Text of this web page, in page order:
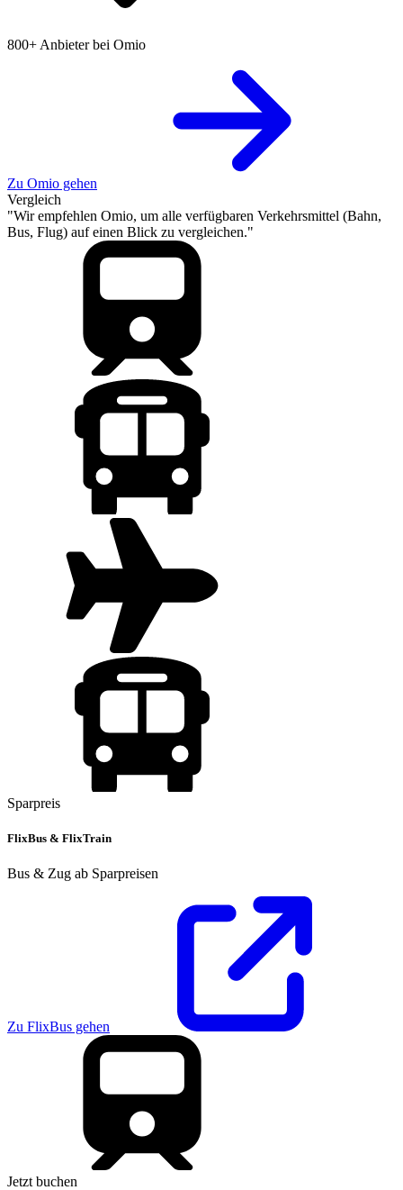
800+ Anbieter bei Omio
Zu Omio gehen
Vergleich
"Wir empfehlen Omio, um alle verfügbaren Verkehrsmittel (Bahn,
Bus, Flug) auf einen Blick zu vergleichen."
Sparpreis
FlixBus & FlixTrain
Bus & Zug ab Sparpreisen
Zu FlixBus gehen
Jetzt buchen